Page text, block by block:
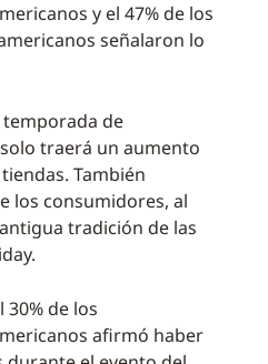
y el 47% de los
señalaron lo
temporada de
traerá un aumento
También
los consumidores, al
tradición de las
30% de los
afirmó haber